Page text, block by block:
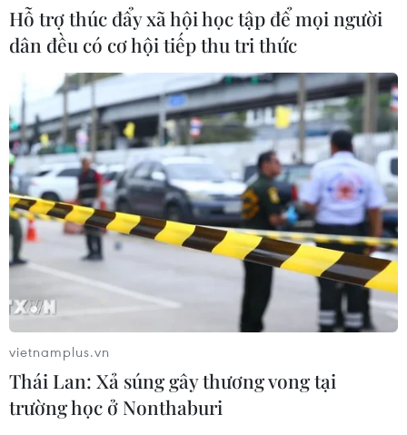
Hỗ trợ thúc đẩy xã hội học tập để mọi người
dân đều có cơ hội tiếp thu tri thức
vietnamplus.vn
Thái Lan: Xả súng gây thương vong tại
trường học ở Nonthaburi